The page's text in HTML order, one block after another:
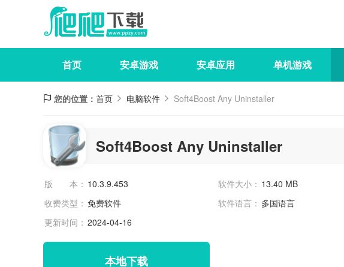
首页 安卓游戏 安卓应用 单机游戏
您的位置： 首页 电脑软件 Soft4Boost Any Uninstaller
Soft4Boost Any Uninstaller
版 本： 10.3.9.453 软件大小： 13.40 MB
收费类型： 免费软件 软件语言： 多国语言
更新时间： 2024-04-16
本地下载